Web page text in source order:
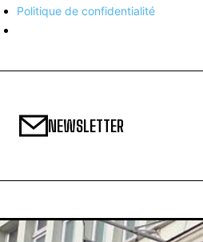
Politique de confidentialité
NEWSLETTER